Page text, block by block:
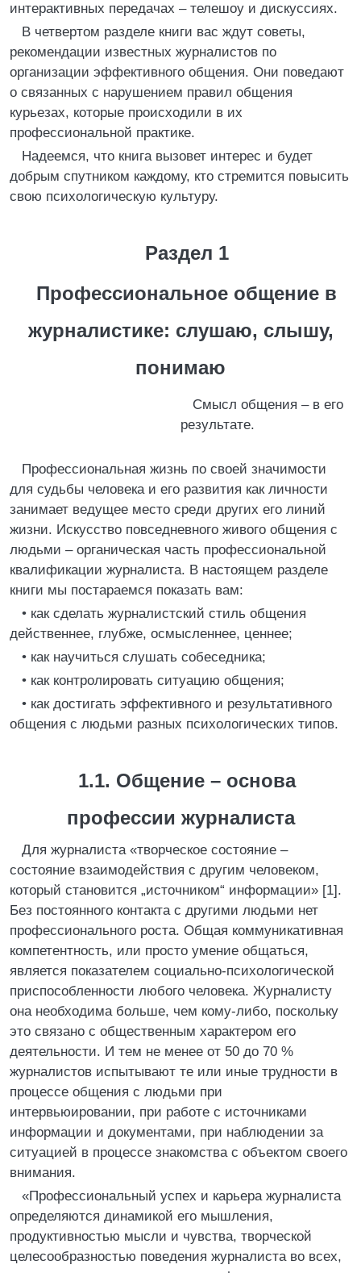
интерактивных передачах – телешоу и дискуссиях.
В четвертом разделе книги вас ждут советы,
рекомендации известных журналистов по
организации эффективного общения. Они поведают
о связанных с нарушением правил общения
курьезах, которые происходили в их
профессиональной практике.
Надеемся, что книга вызовет интерес и будет
добрым спутником каждому, кто стремится повысить
свою психологическую культуру.
Раздел 1
Профессиональное общение в
журналистике: слушаю, слышу,
понимаю
Смысл общения – в его
результате.
Профессиональная жизнь по своей значимости
для судьбы человека и его развития как личности
занимает ведущее место среди других его линий
жизни. Искусство повседневного живого общения с
людьми – органическая часть профессиональной
квалификации журналиста. В настоящем разделе
книги мы постараемся показать вам:
• как сделать журналистский стиль общения
действеннее, глубже, осмысленнее, ценнее;
• как научиться слушать собеседника;
• как контролировать ситуацию общения;
• как достигать эффективного и результативного
общения с людьми разных психологических типов.
1.1. Общение – основа
профессии журналиста
Для журналиста «творческое состояние –
состояние взаимодействия с другим человеком,
который становится „источником“ информации» [1].
Без постоянного контакта с другими людьми нет
профессионального роста. Общая коммуникативная
компетентность, или просто умение общаться,
является показателем социально-психологической
приспособленности любого человека. Журналисту
она необходима больше, чем кому-либо, поскольку
это связано с общественным характером его
деятельности. И тем не менее от 50 до 70 %
журналистов испытывают те или иные трудности в
процессе общения с людьми при
интервьюировании, при работе с источниками
информации и документами, при наблюдении за
ситуацией в процессе знакомства с объектом своего
внимания.
«Профессиональный успех и карьера журналиста
определяются динамикой его мышления,
продуктивностью мысли и чувства, творческой
целесообразностью поведения журналиста во всех,